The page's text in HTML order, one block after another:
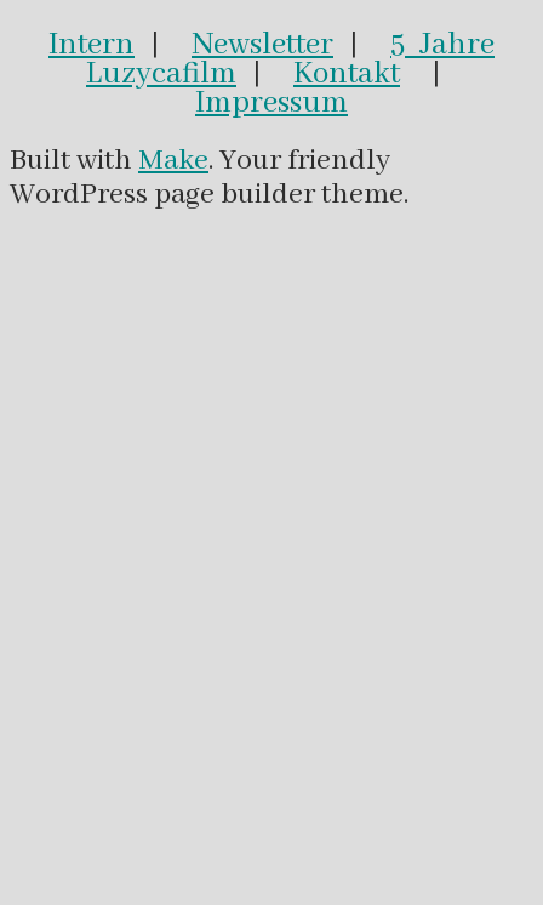
Intern | Newsletter | 5 Jahre
Luzycafilm | Kontakt|
Impressum
Built with Make. Your friendly
WordPress page builder theme.